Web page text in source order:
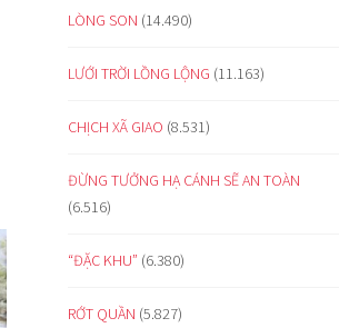
LÒNG SON (14.490)
LƯỚI TRỜI LỒNG LỘNG (11.163)
CHỊCH XÃ GIAO (8.531)
ĐỪNG TƯỞNG HẠ CÁNH SẼ AN TOÀN
(6.516)
“ĐẶC KHU” (6.380)
RỚT QUẦN (5.827)